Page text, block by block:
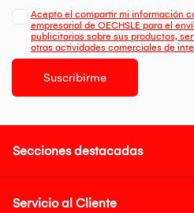
Acepto el compartir mi información
empresarial de OECHSLE para el
publicitarias sobre sus productos,
otras actividades comerciales de
Suscribirme
Secciones destacadas
Servicio al Cliente